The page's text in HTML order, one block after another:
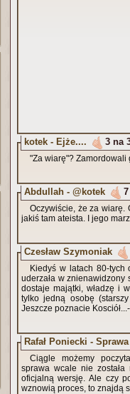
kotek - Ejże.... 3 na
"Za wiarę"? Zamordowali
Abdullah - @kotek
Oczywiście, że za wiarę.
jakiś tam ateista. I
Czesław Szymoniak
Kiedyś w latach 80-tych
uderzała w znienawidzony
dostaje majątki, władzę i
tylko jedną osobę
Jeszcze poznacie
Rafał Poniecki -
Ciągle możemy
sprawa wcale nie
oficjalną wersję. Ale czy
wznowią proces, to znajdą